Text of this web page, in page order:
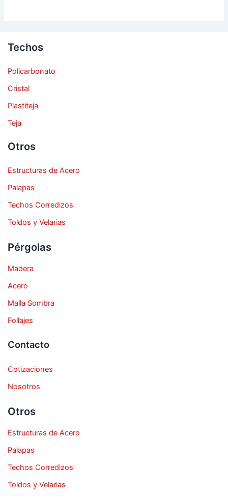
Techos
Policarbonato
Cristal
Plastiteja
Teja
Otros
Estructuras de Acero
Palapas
Techos Corredizos
Toldos y Velarias
Pérgolas
Madera
Acero
Malla Sombra
Follajes
Contacto
Cotizaciones
Nosotros
Otros
Estructuras de Acero
Palapas
Techos Corredizos
Toldos y Velarias